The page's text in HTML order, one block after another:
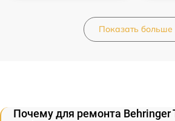
Показать больше
Почему для ремонта Behringer